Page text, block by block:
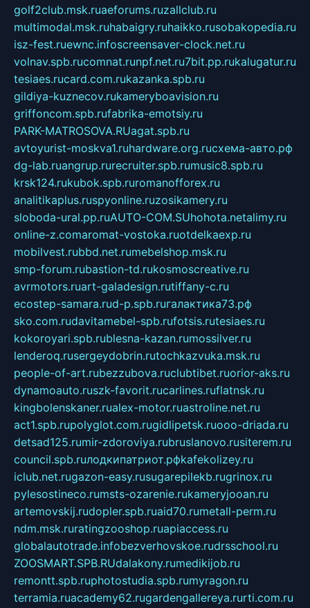
golf2club.msk.ruaeforums.ruzallclub.ru
multimodal.msk.ruhabaigry.ruhaikko.rusobakopedia.ru
isz-fest.ruewnc.infoscreensaver-clock.net.ru
volnav.spb.rucomnat.runpf.net.ru7bit.pp.rukalugatur.ru
tesiaes.rucard.com.rukazanka.spb.ru
gildiya-kuznecov.rukameryboavision.ru
griffoncom.spb.rufabrika-emotsiy.ru
PARK-MATROSOVA.RUagat.spb.ru
avtoyurist-moskva1.ruhardware.org.ruсхема-авто.рф
dg-lab.ruangrup.rurecruiter.spb.rumusic8.spb.ru
krsk124.rukubok.spb.ruromanofforex.ru
analitikaplus.ruspyonline.ruzosikamery.ru
sloboda-ural.pp.ruAUTO-COM.SUhohota.netalimy.ru
online-z.comaromat-vostoka.ruotdelkaexp.ru
mobilvest.rubbd.net.rumebelshop.msk.ru
smp-forum.rubastion-td.rukosmoscreative.ru
avrmotors.ruart-galadesign.rutiffany-c.ru
ecostep-samara.rud-p.spb.ruгалактика73.рф
sko.com.rudavitamebel-spb.rufotsis.rutesiaes.ru
kokoroyari.spb.rublesna-kazan.rumossilver.ru
lenderoq.rusergeydobrin.rutochkazvuka.msk.ru
people-of-art.rubezzubova.ruclubtibet.ruorior-aks.ru
dynamoauto.ruszk-favorit.rucarlines.ruflatnsk.ru
kingbolenskaner.rualex-motor.ruastroline.net.ru
act1.spb.rupolyglot.com.rugidlipetsk.ruooo-driada.ru
detsad125.rumir-zdoroviya.rubruslanovo.rusiterem.ru
council.spb.ruлодкипатриот.рфkafekolizey.ru
iclub.net.rugazon-easy.rusugarepilekb.rugrinox.ru
pylesostineco.rumsts-ozarenie.rukameryjooan.ru
artemovskij.rudopler.spb.ruaid70.rumetall-perm.ru
ndm.msk.ruratingzooshop.ruapiaccess.ru
globalautotrade.infobezverhovskoe.rudrsschool.ru
ZOOSMART.SPB.RUdalakony.rumedikijob.ru
remontt.spb.ruphotostudia.spb.rumyragon.ru
terramia.ruacademy62.rugardengallereya.rurti.com.ru